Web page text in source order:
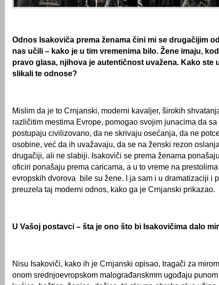
Odnos Isakoviča prema ženama čini mi se drugačijim
nas učili – kako je u tim vremenima bilo. Žene imaju,
pravo glasa, njihova je autentičnost uvažena. Kako ste
slikali te odnose?
Mislim da je to Crnjanski, moderni kavaljer, širokih
različitim mestima Evrope, pomogao svojim junacima da
postupaju civilizovano, da ne skrivaju osećanja, da ne
osobine, već da ih uvažavaju, da se na ženski rezon
drugačiji, ali ne slabiji. Isakoviči se prema ženama
oficiri ponašaju prema caricama, a u to vreme na
evropskih dvorova bile su žene. I ja sam i u dramatizaciji i
preuzela taj moderni odnos, kako ga je Crnjanski prikazao.
U Vašoj postavci – šta je ono što bi Isakovičima dalo
Nisu Isakoviči, kako ih je Crnjanski opisao, tragači za
onom srednjoevropskom malograđanskmm ugođaju